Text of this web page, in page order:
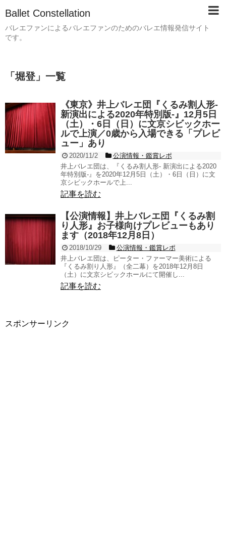
Ballet Constellation
バレエファンによるバレエファンのためのバレエ情報発信サイト
です。
「堀登」 一覧
《東京》井上バレエ団『くるみ割人形-
新演出による2020年特別版-』12月5日
（土）・6日（日）に文京シビックホー
ルで上演／0歳から入場できる「プレビ
ュー」あり
2020/11/2
公演情報・鑑賞レポ
井上バレエ団は、『くるみ割人形- 新演出による2020
年特別版-』を2020年12月5日（土）・6日（日）に文
京シビックホールで上...
記事を読む
【公演情報】井上バレエ団『くるみ割
り人形』お子様向けプレビューもあり
ます（2018年12月8日）
2018/10/29
公演情報・鑑賞レポ
井上バレエ団は、ピーター・ファーマー美術による
『くるみ割り人形』（全二幕）を2018年12月8日
（土）に文京シビックホールにて開催し...
記事を読む
スポンサーリンク